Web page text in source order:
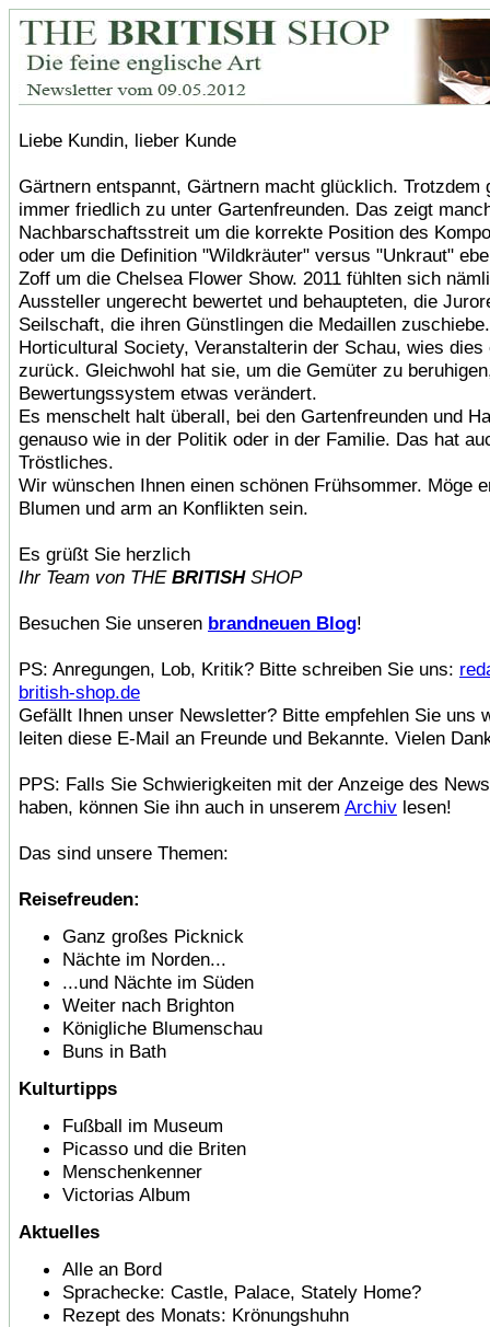
Liebe Kundin, lieber Kunde
Gärtnern entspannt, Gärtnern macht glücklich. Trotzdem
immer friedlich zu unter Gartenfreunden. Das zeigt
Nachbarschaftsstreit um die korrekte Position des
oder um die Definition "Wildkräuter" versus "Unkraut"
Zoff um die Chelsea Flower Show. 2011 fühlten sich
Aussteller ungerecht bewertet und behaupteten, die
Seilschaft, die ihren Günstlingen die Medaillen
Horticultural Society, Veranstalterin der Schau, wies dies
zurück. Gleichwohl hat sie, um die Gemüter zu
Bewertungssystem etwas verändert.
Es menschelt halt überall, bei den Gartenfreunden und
genauso wie in der Politik oder in der Familie. Das hat
Tröstliches.
Wir wünschen Ihnen einen schönen Frühsommer. Möge
Blumen und arm an Konflikten sein.
Es grüßt Sie herzlich
Ihr Team von THE BRITISHSHOP
Besuchen Sie unseren brandneuen Blog!
PS: Anregungen, Lob, Kritik? Bitte schreiben Sie uns:
british-shop.de
Gefällt Ihnen unser Newsletter? Bitte empfehlen Sie uns
leiten diese E-Mail an Freunde und Bekannte. Vielen
PPS: Falls Sie Schwierigkeiten mit der Anzeige des
haben, können Sie ihn auch in unserem Archiv lesen!
Das sind unsere Themen:
Reisefreuden:
Ganz großes Picknick
Nächte im Norden...
...und Nächte im Süden
Weiter nach Brighton
Königliche Blumenschau
Buns in Bath
Kulturtipps
Fußball im Museum
Picasso und die Briten
Menschenkenner
Victorias Album
Aktuelles
Alle an Bord
Sprachecke: Castle, Palace, Stately Home?
Rezept des Monats: Krönungshuhn